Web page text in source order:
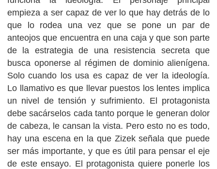
empieza a ser capaz de ver lo que hay detrás de lo
que lo rodea una vez que se pone un par de
anteojos que encuentra en una caja y que son parte
de la estrategia de una resistencia secreta que
busca oponerse al régimen de dominio alienígena.
Solo cuando los usa es capaz de ver la ideología.
Lo llamativo es que llevar puestos los lentes implica
un nivel de tensión y sufrimiento. El protagonista
debe sacárselos cada tanto porque le generan dolor
de cabeza, le cansan la vista. Pero esto no es todo,
hay una escena en la que Zizek señala que puede
ser más importante, y que es útil para pensar el eje
de este ensayo. El protagonista quiere ponerle los